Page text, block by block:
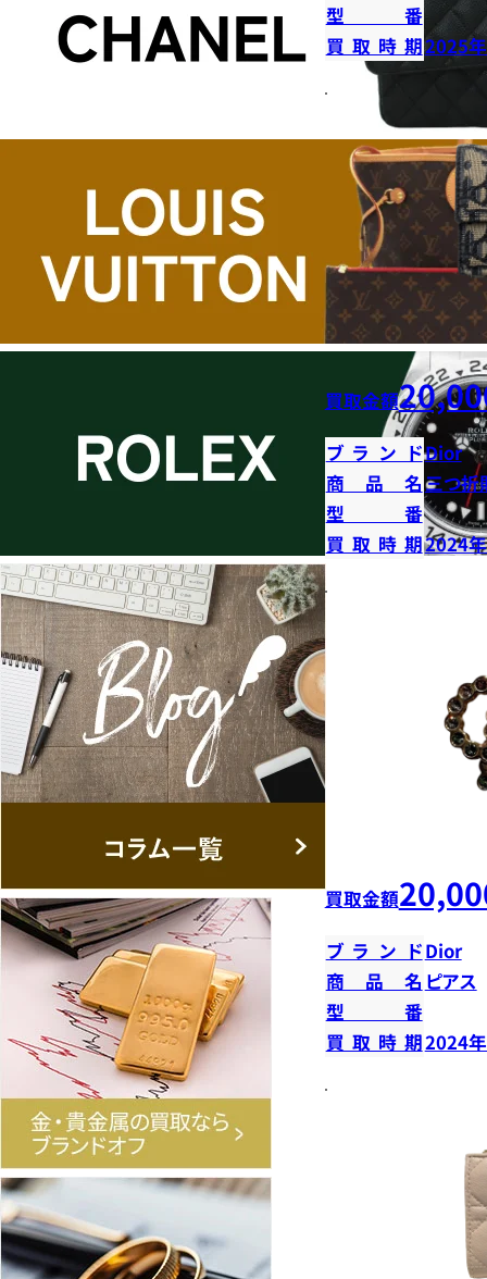
型番
買取時期2025
買取金額
ブランドDior
商品名三つ折
型番
買取時期2024
買取金額
ブランドDior
商品名 ピアス
型番
買取時期2024